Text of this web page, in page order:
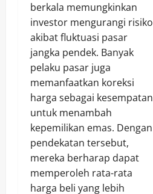
berkala memungkinkan
investor mengurangi risiko
akibat fluktuasi pasar
jangka pendek. Banyak
pelaku pasar juga
memanfaatkan koreksi
harga sebagai kesempatan
untuk menambah
kepemilikan emas. Dengan
pendekatan tersebut,
mereka berharap dapat
memperoleh rata-rata
harga beli yang lebih